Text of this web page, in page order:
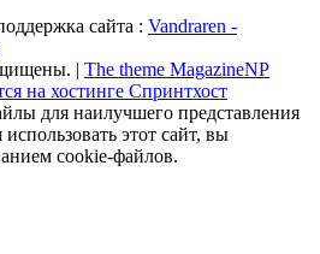
сайта : Vandraren -
| The theme MagazineNP
на хостинге Спринтхост
для наилучшего представления
этот сайт, вы
cookie-файлов.